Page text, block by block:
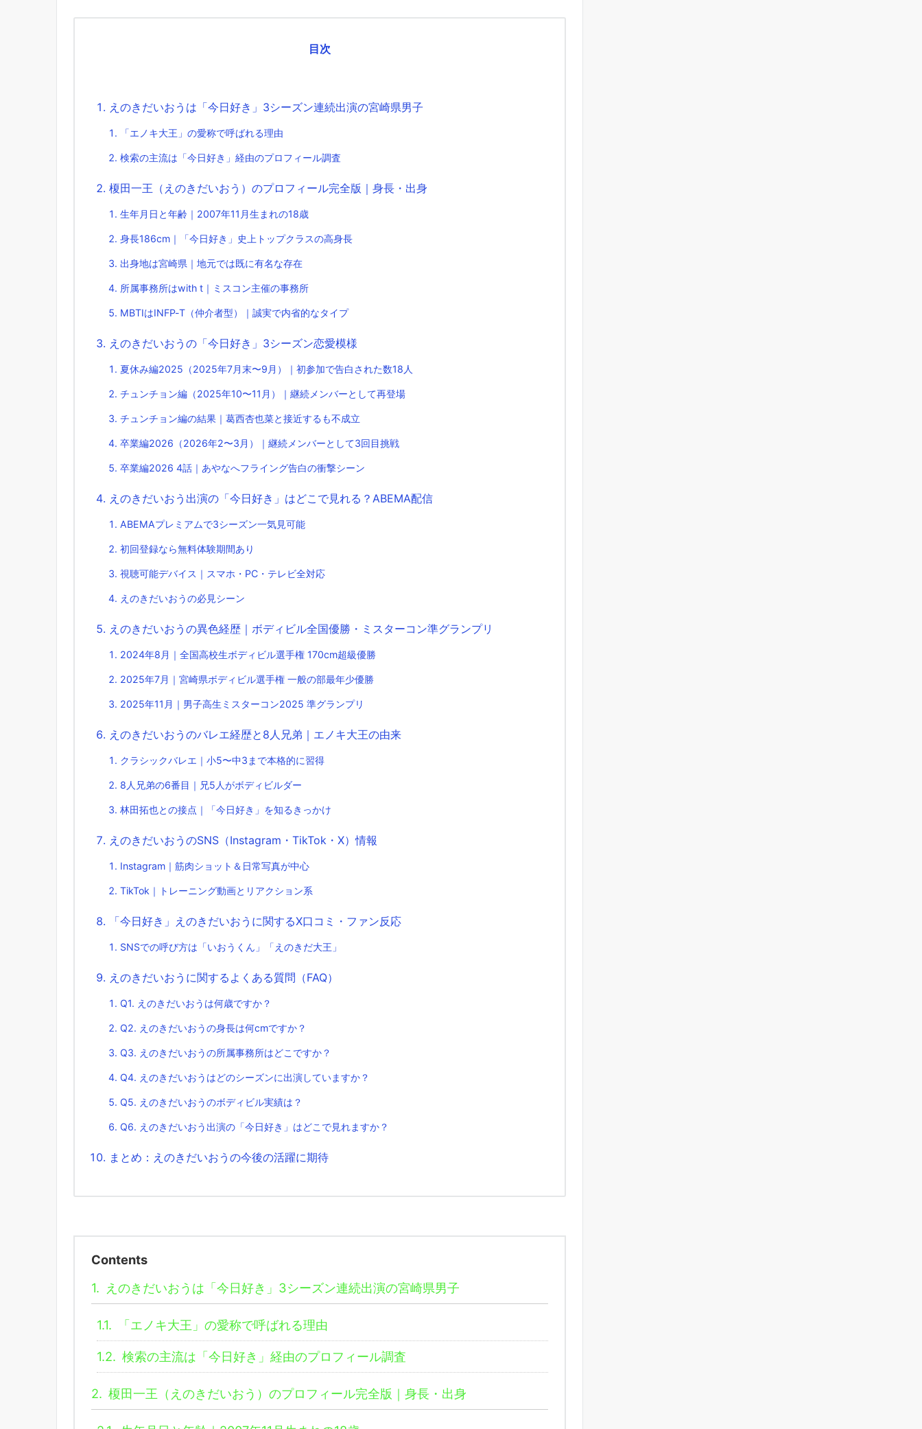
目次
えのきだいおうは「今日好き」3シーズン連続出演の宮崎県男子
「エノキ大王」の愛称で呼ばれる理由
検索の主流は「今日好き」経由のプロフィール調査
榎田一王（えのきだいおう）のプロフィール完全版｜身長・出身
生年月日と年齢｜2007年11月生まれの18歳
身長186cm｜「今日好き」史上トップクラスの高身長
出身地は宮崎県｜地元では既に有名な存在
所属事務所はwith t｜ミスコン主催の事務所
MBTIはINFP-T（仲介者型）｜誠実で内省的なタイプ
えのきだいおうの「今日好き」3シーズン恋愛模様
夏休み編2025（2025年7月末〜9月）｜初参加で告白された数18人
チュンチョン編（2025年10〜11月）｜継続メンバーとして再登場
チュンチョン編の結果｜葛西杏也菜と接近するも不成立
卒業編2026（2026年2〜3月）｜継続メンバーとして3回目挑戦
卒業編2026 4話｜あやなへフライング告白の衝撃シーン
えのきだいおう出演の「今日好き」はどこで見れる？ABEMA配信
ABEMAプレミアムで3シーズン一気見可能
初回登録なら無料体験期間あり
視聴可能デバイス｜スマホ・PC・テレビ全対応
えのきだいおうの必見シーン
えのきだいおうの異色経歴｜ボディビル全国優勝・ミスターコン準グランプリ
2024年8月｜全国高校生ボディビル選手権 170cm超級優勝
2025年7月｜宮崎県ボディビル選手権 一般の部最年少優勝
2025年11月｜男子高生ミスターコン2025 準グランプリ
えのきだいおうのバレエ経歴と8人兄弟｜エノキ大王の由来
クラシックバレエ｜小5〜中3まで本格的に習得
8人兄弟の6番目｜兄5人がボディビルダー
林田拓也との接点｜「今日好き」を知るきっかけ
えのきだいおうのSNS（Instagram・TikTok・X）情報
Instagram｜筋肉ショット＆日常写真が中心
TikTok｜トレーニング動画とリアクション系
「今日好き」えのきだいおうに関するX口コミ・ファン反応
SNSでの呼び方は「いおうくん」「えのきだ大王」
えのきだいおうに関するよくある質問（FAQ）
Q1. えのきだいおうは何歳ですか？
Q2. えのきだいおうの身長は何cmですか？
Q3. えのきだいおうの所属事務所はどこですか？
Q4. えのきだいおうはどのシーズンに出演していますか？
Q5. えのきだいおうのボディビル実績は？
Q6. えのきだいおう出演の「今日好き」はどこで見れますか？
まとめ：えのきだいおうの今後の活躍に期待
Contents
1. えのきだいおうは「今日好き」3シーズン連続出演の宮崎県男子
1.1. 「エノキ大王」の愛称で呼ばれる理由
1.2. 検索の主流は「今日好き」経由のプロフィール調査
2. 榎田一王（えのきだいおう）のプロフィール完全版｜身長・出身